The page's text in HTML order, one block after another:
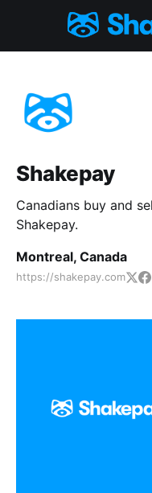
Shakepay
Canadians buy and
Shakepay.
Montreal, Canada
https://shakepay.com